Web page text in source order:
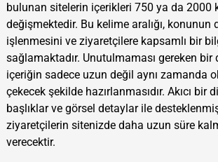
bulunan sitelerin içerikleri 750 ya da 2000
değişmektedir. Bu kelime aralığı, konunun
işlenmesini ve ziyaretçilere kapsamlı bir
sağlamaktadır. Unutulmaması gereken bir
içeriğin sadece uzun değil aynı zamanda
çekecek şekilde hazırlanmasıdır. Akıcı bir
başlıklar ve görsel detaylar ile
ziyaretçilerin sitenizde daha uzun süre
verecektir.